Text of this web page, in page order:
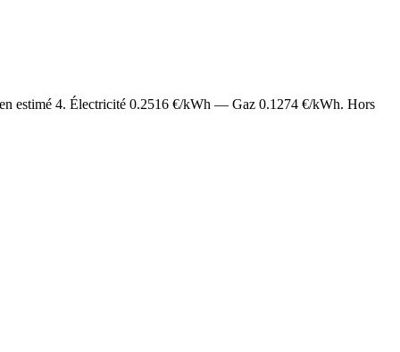
estimé 4. Électricité 0.2516 €/kWh — Gaz 0.1274 €/kWh. Hors